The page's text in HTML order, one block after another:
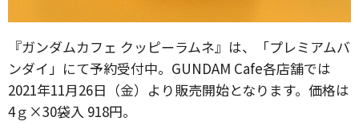
『ガンダムカフェ クッピーラムネ』は、「プレミアムバ
ンダイ」にて予約受付中。GUNDAM Cafe各店舗では
2021年11月26日（金）より販売開始となります。価格は
4ｇ×30袋入 918円。